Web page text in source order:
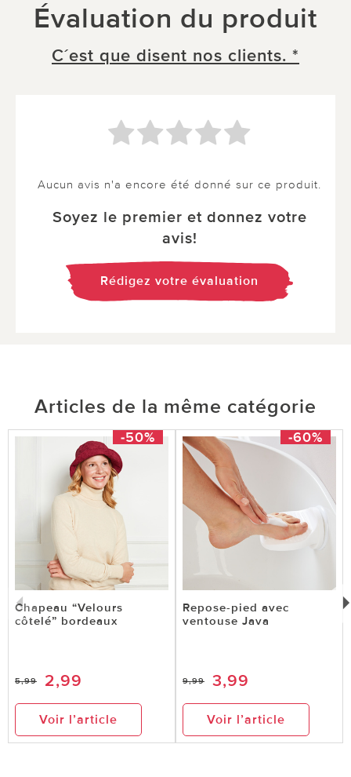
Évaluation du produit
C´est que disent nos clients. *
Aucun avis n'a encore été donné sur ce produit.
Soyez le premier et donnez votre
avis!
Rédigez votre évaluation
Articles de la même catégorie
-50%
Chapeau “Velours
côtelé” bordeaux
5,99 2,99
Voir l’article
-60%
Repose-pied avec
ventouse Java
9,99 3,99
Voir l’article